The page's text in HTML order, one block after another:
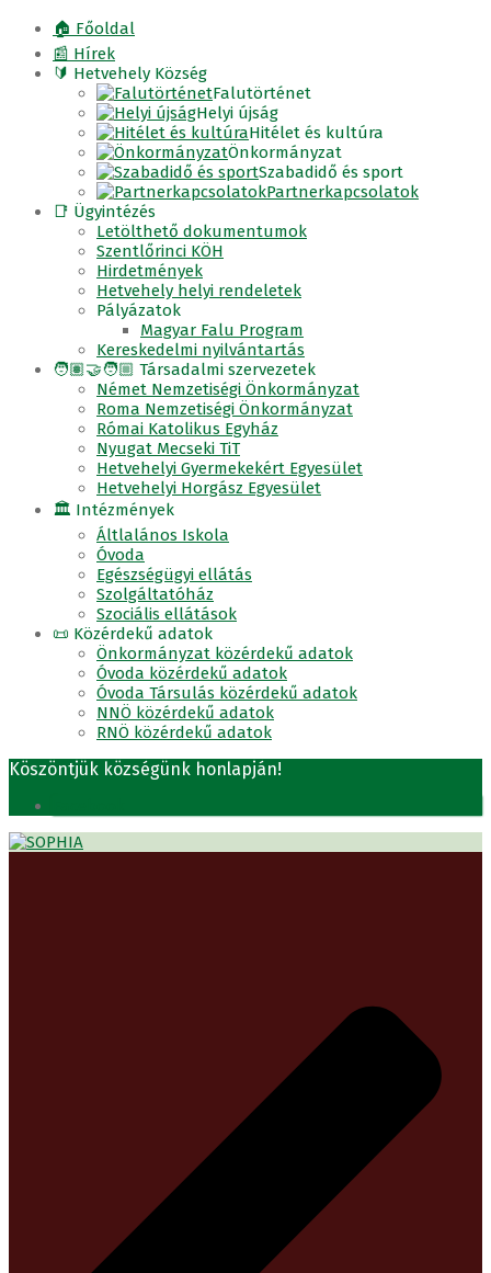
🏠 Főoldal
📰 Hírek
🔰 Hetvehely Község
Falutörténet
Helyi újság
Hitélet és kultúra
Önkormányzat
Szabadidő és sport
Partnerkapcsolatok
📑 Ügyintézés
Letölthető dokumentumok
Szentlőrinci KÖH
Hirdetmények
Hetvehely helyi rendeletek
Pályázatok
Magyar Falu Program
Kereskedelmi nyilvántartás
🧑🏽‍🤝‍🧑🏼 Társadalmi szervezetek
Német Nemzetiségi Önkormányzat
Roma Nemzetiségi Önkormányzat
Római Katolikus Egyház
Nyugat Mecseki TiT
Hetvehelyi Gyermekekért Egyesület
Hetvehelyi Horgász Egyesület
🏛 Intézmények
Áltlalános Iskola
Óvoda
Egészségügyi ellátás
Szolgáltatóház
Szociális ellátások
📜 Közérdekű adatok
Önkormányzat közérdekű adatok
Óvoda közérdekű adatok
Óvoda Társulás közérdekű adatok
NNÖ közérdekű adatok
RNÖ közérdekű adatok
Köszöntjük községünk honlapján!